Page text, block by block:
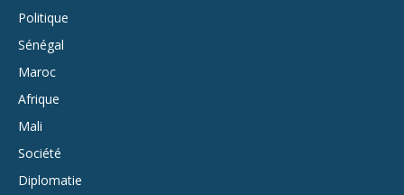
Politique
Sénégal
Maroc
Afrique
Mali
Société
Diplomatie